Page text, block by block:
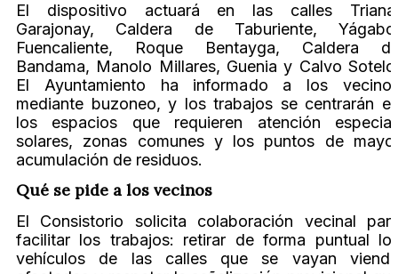
El dispositivo actuará en las calles
Garajonay, Caldera de Taburiente,
Fuencaliente, Roque Bentayga, Caldera
Bandama, Manolo Millares, Guenia y Calvo
El Ayuntamiento ha informado a los
mediante buzoneo, y los trabajos se centrarán
los espacios que requieren atención
solares, zonas comunes y los puntos de
acumulación de residuos.
Qué se pide a los vecinos
El Consistorio solicita colaboración vecinal
facilitar los trabajos: retirar de forma puntual
vehículos de las calles que se vayan